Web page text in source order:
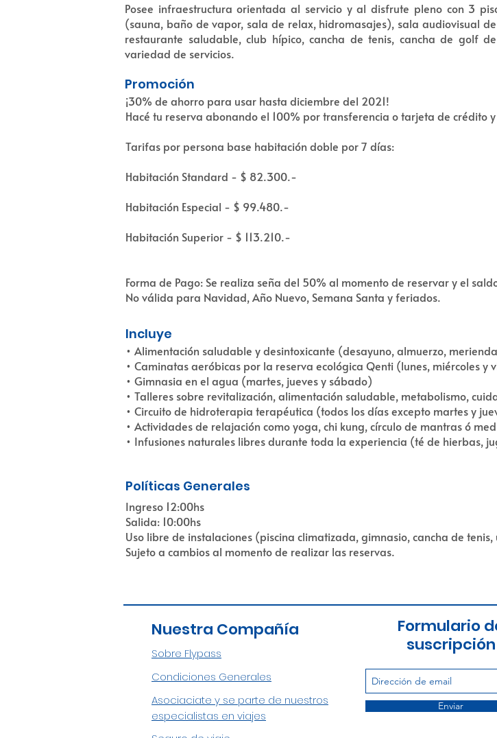
Posee infraestructura orientada al servicio y al disfrute pleno con 3
(sauna, baño de vapor, sala de relax, hidromasajes), sala audiovisual
restaurante saludable, club hípico, cancha de tenis, cancha de golf
variedad de servicios.
Promoción
¡30% de ahorro para usar hasta diciembre del 2021!
Hacé tu reserva abonando el 100% por transferencia o tarjeta de crédito
Tarifas por persona base habitación doble por 7 días:
Habitación Standard - $ 82.300.-
Habitación Especial - $ 99.480.-
Habitación Superior - $ 113.210.-
Forma de Pago: Se realiza seña del 50% al momento de reservar y el
No válida para Navidad, Año Nuevo, Semana Santa y feriados.
Incluye
• Alimentación saludable y desintoxicante (desayuno, almuerzo,
• Caminatas aeróbicas por la reserva ecológica Qenti (lunes, miércoles y
• Gimnasia en el agua (martes, jueves y sábado)
• Talleres sobre revitalización, alimentación saludable, metabolismo,
• Circuito de hidroterapia terapéutica (todos los días excepto martes y
• Actividades de relajación como yoga, chi kung, círculo de mantras ó
• Infusiones naturales libres durante toda la experiencia (té de hierbas,
Políticas Generales
Ingreso 12:00hs
Salida: 10:00hs
Uso libre de instalaciones (piscina climatizada, gimnasio, cancha de tenis,
Sujeto a cambios al momento de realizar las reservas.
Nuestra Compañía
Sobre Flypass
Condiciones Generales
Asociaciate y se parte de nuestros
especialistas en viajes
Formulario
suscripción
Enviar